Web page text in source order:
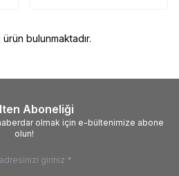
ürün bulunmaktadır.
Aboneliği
olmak için e-bültenimize abone
olun!